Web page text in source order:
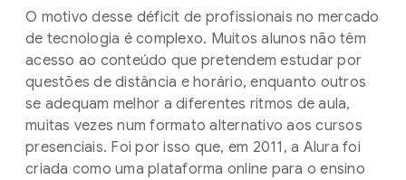
O motivo desse déficit de profissionais no mercado
de tecnologia é complexo. Muitos alunos não têm
acesso ao conteúdo que pretendem estudar por
questões de distância e horário, enquanto outros
se adequam melhor a diferentes ritmos de aula,
muitas vezes num formato alternativo aos cursos
presenciais. Foi por isso que, em 2011, a Alura foi
criada como uma plataforma online para o ensino